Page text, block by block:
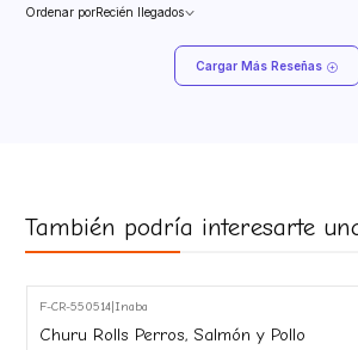
Ordenar porRecién llegados
Cargar Más Reseñas
También podría interesarte
-17%
OFF
F-CR-550514| Inaba
Churu Rolls Perros, Salmón y Pollo